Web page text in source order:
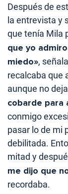
Después de
la entrevista y
que tenía Mila
que yo
miedo»,
recalcaba que
aunque no
cobarde para
conmigo
pasar lo de mi
debilitada.
mitad y
me dijo que
recordaba.